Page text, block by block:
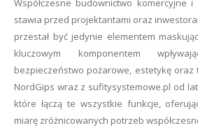
Współczesne budownictwo komercyjne i
stawia przed projektantami oraz
przestał być jedynie elementem
kluczowym komponentem
bezpieczeństwo pożarowe, estetykę oraz
NordGips wraz z sufitysystemowe.pl od
które łączą te wszystkie funkcje,
miarę zróżnicowanych potrzeb